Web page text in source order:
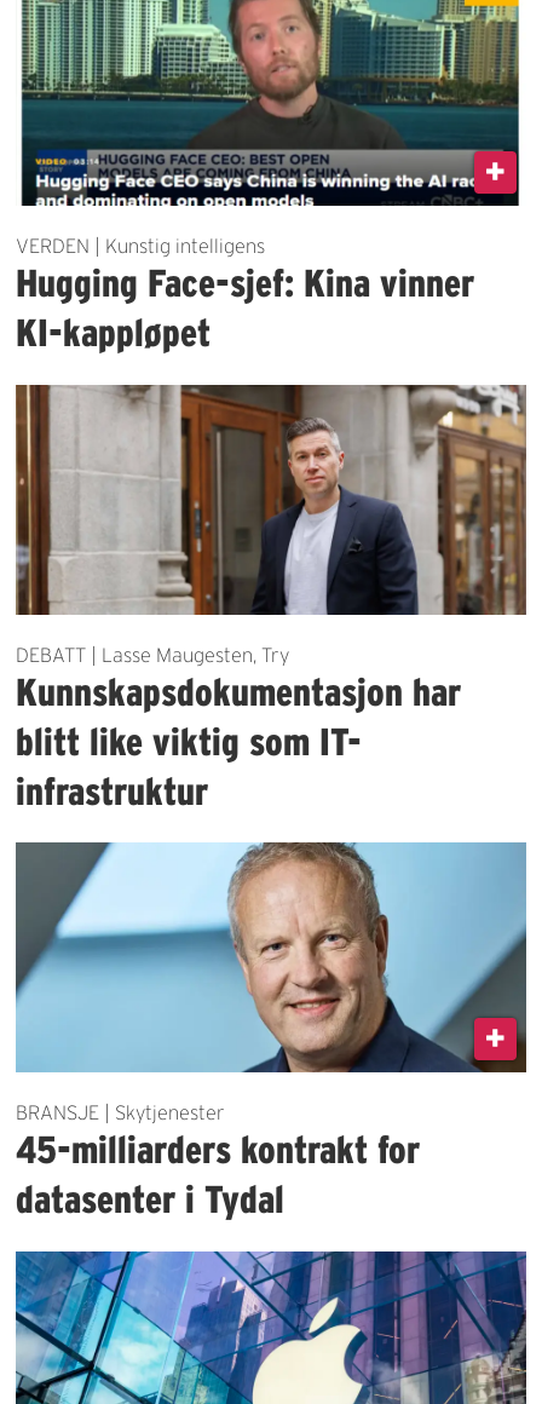
VERDEN | Kunstig intelligens
Hugging Face-sjef: Kina vinner
KI-kappløpet
DEBATT | Lasse Maugesten, Try
Kunnskapsdokumentasjon har
blitt like viktig som IT-
infrastruktur
BRANSJE | Skytjenester
45-milliarders kontrakt for
datasenter i Tydal